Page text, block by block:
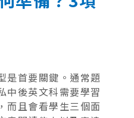
是首要關鍵。通常題
中後英文科需要學習
而且會看學生三個面